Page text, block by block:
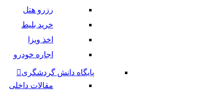
رزرو هتل
خرید بلیط
اخذ ویزا
اجاره خودرو
پایگاه دانش گردشگری
مقالات داخلی